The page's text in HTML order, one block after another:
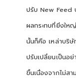
ปรับ New Feed
ผลกระทบที่ยิ่งให
นั้นก็คือ เหล่าบริ
ปรับเปลี่ยนเป็นอ
ขึ้นเนื่องจากไม่ส